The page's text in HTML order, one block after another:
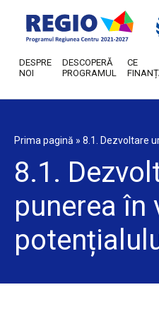
DESPRE
NOI
DESCOPERĂ
PROGRAMUL
CE
Prima pagină » 8.1. Dezvoltare
8.1.
punerea